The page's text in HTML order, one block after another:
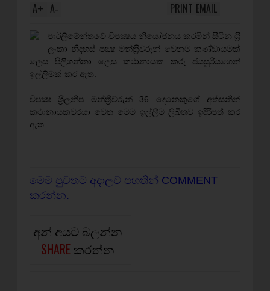
A+ A- EMAIL
PRINT
පාර්ලිමේන්තවේ විපක්‍ෂය නියෝජනය කරමින් සිටින ශ‍්‍රි
ලංකා නිදහස් පක්‍ෂ මන්ත‍්‍රිවරුන් වෙනම කණ්ඩායමක්
ලෙස පිලිගන්නා ලෙස කථානායක කරු ජයසූරියගෙන්
ඉල්ලීමක් කර ඇත.
විපක්‍ෂ ශ‍්‍රිලනිප මන්ත‍්‍රීවරුන් 36 දෙනෙකුගේ අත්සනින්
කථානායකවරයා වෙත මෙම ඉල්ලීම ලිඛිතව ඉදිරිපත් කර
ඇත.
මෙම පුවතට අදාලව පහතින් COMMENT
කරන්න.
අන් අයට බලන්න
SHARE කරන්න